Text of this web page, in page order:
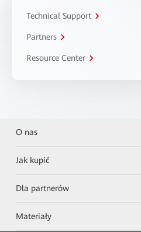
Technical Support
Partners
Resource Center
O nas
Jak kupić
Dla partnerów
Materiały